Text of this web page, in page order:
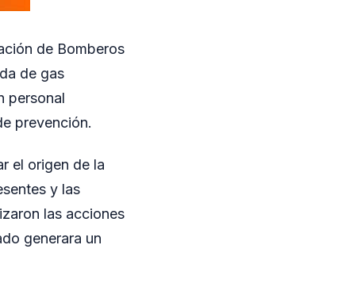
de Bomberos
de gas
personal
prevención.
el origen de la
y las
las acciones
generara un